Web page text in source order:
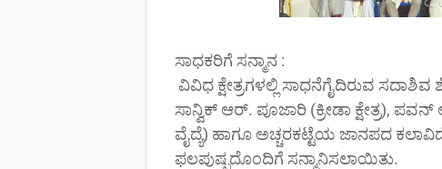
ಸಾಧಕರಿಗೆ ಸನ್ಮಾನ :
ವಿವಿಧ ಕ್ಷೇತ್ರಗಳಲ್ಲಿ ಸಾಧನೆಗೈದಿರುವ ಸದಾಶಿವ
ಸಾನ್ವಿಕ್ ಆರ್. ಪೂಜಾರಿ (ಕ್ರೀಡಾ ಕ್ಷೇತ್ರ),
ವೈದ್ಯೆ) ಹಾಗೂ ಅಚ್ಚರಕಟ್ಟೆಯ ಜಾನಪದ
ಫಲಪುಷ್ಪದೊಂದಿಗೆ ಸನ್ಮಾನಿಸಲಾಯಿತು.